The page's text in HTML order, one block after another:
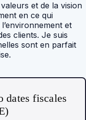
et de la vision
en ce qui
et
clients. Je suis
sont en parfait
dates fiscales